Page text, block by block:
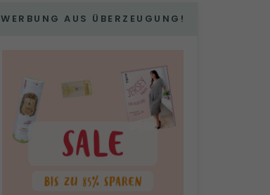
WERBUNG AUS ÜBERZEUGUNG!